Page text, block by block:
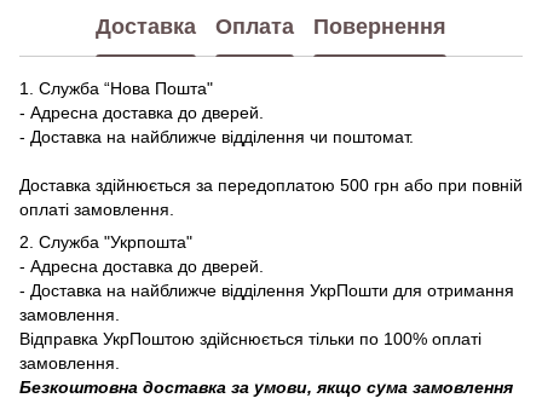
Доставка Оплата Повернення
1. Служба “Нова Пошта"
- Адресна доставка до дверей.
- Доставка на найближче відділення чи поштомат.
Доставка здійнюється за передоплатою 500 грн або при повній
оплаті замовлення.
2. Служба "Укрпошта"
- Адресна доставка до дверей.
- Доставка на найближче відділення УкрПошти для отримання
замовлення.
Відправка УкрПоштою здійснюється тільки по 100% оплаті
замовлення.
Безкоштовна доставка за умови, якщо сума замовлення